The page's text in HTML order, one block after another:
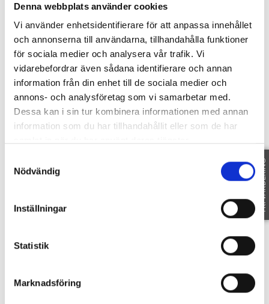
Denna webbplats använder cookies
Vi använder enhetsidentifierare för att anpassa innehållet
och annonserna till användarna, tillhandahålla funktioner
för sociala medier och analysera vår trafik. Vi
vidarebefordrar även sådana identifierare och annan
information från din enhet till de sociala medier och
annons- och analysföretag som vi samarbetar med.
Dessa kan i sin tur kombinera informationen med annan
information som du har tillhandahållit eller som de har
Nödvändig
Inställningar
Statistik
Marknadsföring
REGISTRERAD FASTIGHETSMÄKLARE
NORRTÄLJE
MARTIN MAGNUSSON
0708-40 00 33 |E-POST
SE MIN MÄKLARPROFIL
FRI VÄRDERING